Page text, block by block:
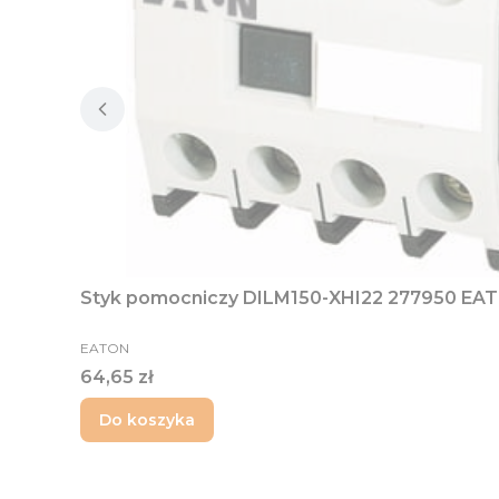
Styk pomocniczy DILM150-XHI22 277950
PRODUCENT
EATON
Cena
64,65 zł
Do koszyka